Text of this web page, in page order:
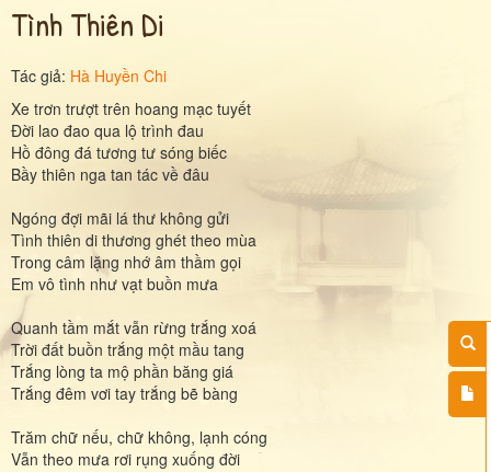
Tình Thiên Di
Tác giả: Hà Huyền Chi
Xe trơn trượt trên hoang mạc tuyết
Ðời lao đao qua lộ trình đau
Hồ đông đá tương tư sóng biếc
Bầy thiên nga tan tác về đâu
Ngóng đợi mãi lá thư không gửi
Tình thiên di thương ghét theo mùa
Trong câm lặng nhớ âm thầm gọi
Em vô tình như vạt buồn mưa
Quanh tầm mắt vẫn rừng trắng xoá
Trời đất buồn trắng một mầu tang
Trắng lòng ta mộ phần băng giá
Trắng đêm vơi tay trắng bẽ bàng
Trăm chữ nếu, chữ không, lạnh cóng
Vẫn theo mưa rơi rụng xuống đời